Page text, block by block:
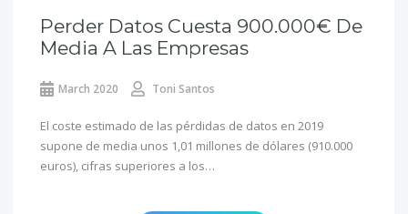
Perder Datos Cuesta 900.000€ De
Media A Las Empresas
March 2020 Toni Santos
El coste estimado de las pérdidas de datos en 2019
supone de media unos 1,01 millones de dólares (910.000
euros), cifras superiores a los…